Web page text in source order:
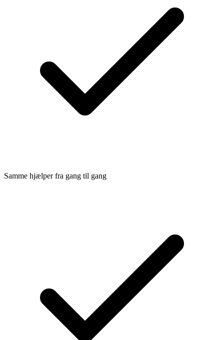
Samme hjælper fra gang til gang